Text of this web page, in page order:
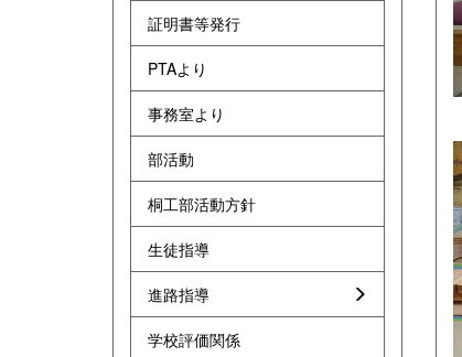
証明書等発行
PTAより
事務室より
部活動
桐工部活動方針
生徒指導
進路指導
学校評価関係